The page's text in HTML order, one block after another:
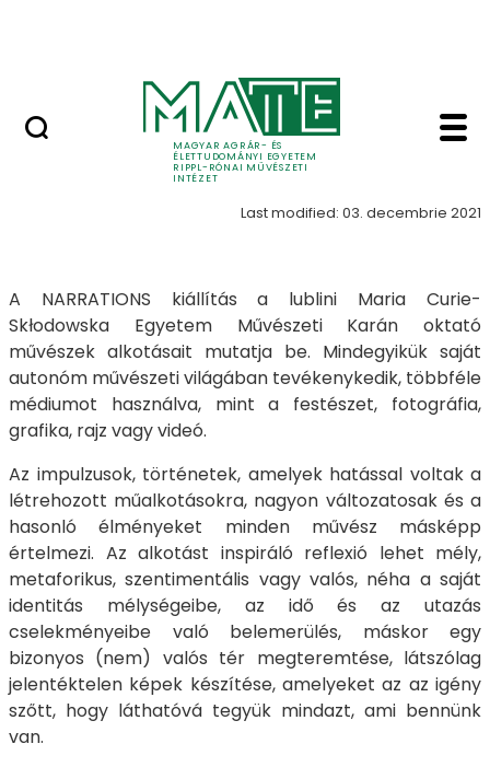
MAGYAR AGRÁR- ÉS
ÉLETTUDOMÁNYI EGYETEM
RIPPL-RÓNAI MŰVÉSZETI
INTÉZET
Történetek galéria -
Történetek
Last modified: 03. decembrie 2021
A NARRATIONS kiállítás a lublini Maria Curie-
Skłodowska Egyetem Művészeti Karán oktató
művészek alkotásait mutatja be. Mindegyikük saját
autonóm művészeti világában tevékenykedik, többféle
médiumot használva, mint a festészet, fotográfia,
grafika, rajz vagy videó.
Az impulzusok, történetek, amelyek hatással voltak a
létrehozott műalkotásokra, nagyon változatosak és a
hasonló élményeket minden művész másképp
értelmezi. Az alkotást inspiráló reflexió lehet mély,
metaforikus, szentimentális vagy valós, néha a saját
identitás mélységeibe, az idő és az utazás
cselekményeibe való belemerülés, máskor egy
bizonyos (nem) valós tér megteremtése, látszólag
jelentéktelen képek készítése, amelyeket az az igény
szőtt, hogy láthatóvá tegyük mindazt, ami bennünk
van.